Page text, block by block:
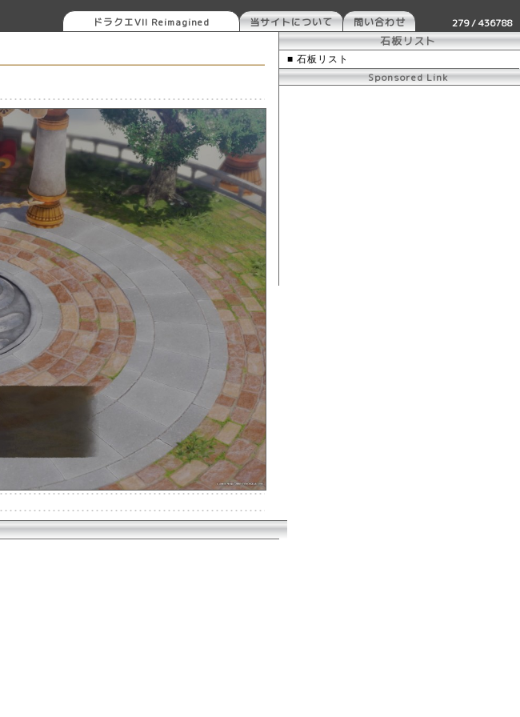
279 / 436788
ドラクエVII Reimagined 当サイトについて 問い合わせ
石板リスト
■ 石板リスト
Sponsored Link